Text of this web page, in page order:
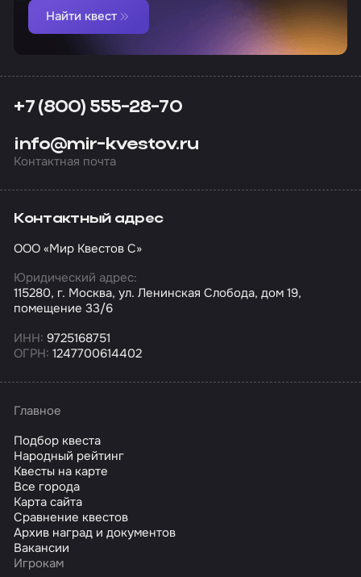
Найти квест
+7 (800) 555-28-70
info@mir-kvestov.ru
Контактная почта
Контактный адрес
ООО «Мир Квестов С»
Юридический адрес:
115280, г. Москва, ул. Ленинская Слобода, дом 19,
помещение 33/6
ИНН: 9725168751
ОГРН: 1247700614402
Главное
Подбор квеста
Народный рейтинг
Квесты на карте
Все города
Карта сайта
Сравнение квестов
Архив наград и документов
Вакансии
Игрокам